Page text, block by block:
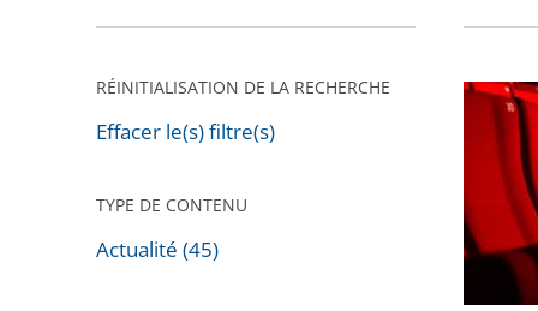
pour
après
RÉINITIALISATION DE LA RECHERCHE
Effacer le(s) filtre(s)
TYPE DE CONTENU
Actualité (45)
théâtres,
salles
de
:
le